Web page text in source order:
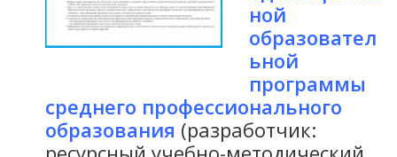
ной
образовател
ьной
программы
среднего профессионального
образования (разработчик: